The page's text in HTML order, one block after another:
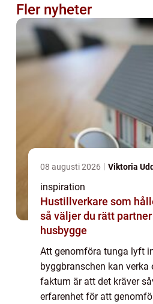
Fler nyheter
08 augusti 2026 Viktoria
inspiration
Hustillverkare som
så väljer du rätt
husbygge
Att genomföra tunga lyft
byggbranschen kan verka
faktum är att det kräver
erfarenhet för att